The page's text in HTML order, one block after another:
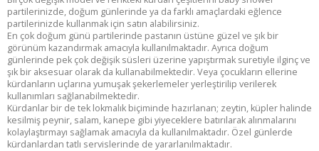
partilerinizde, doğum günlerinde ya da farklı amaçlardaki eğlence
partilerinizde kullanmak için satın alabilirsiniz.
En çok doğum günü partilerinde pastanın üstüne güzel ve şık bir
görünüm kazandırmak amacıyla kullanılmaktadır. Ayrıca doğum
günlerinde pek çok değişik süsleri üzerine yapıştırmak suretiyle ilginç ve
şık bir aksesuar olarak da kullanabilmektedir. Veya çocukların ellerine
kürdanların uçlarına yumuşak şekerlemeler yerleştirilip verilerek
kullanımları sağlanabilmektedir.
Kürdanlar bir de tek lokmalık biçiminde hazırlanan; zeytin, küpler halinde
kesilmiş peynir, salam, kanepe gibi yiyeceklere batırılarak alınmalarını
kolaylaştırmayı sağlamak amacıyla da kullanılmaktadır. Özel günlerde
kürdanlardan tatlı servislerinde de yararlanılmaktadır.